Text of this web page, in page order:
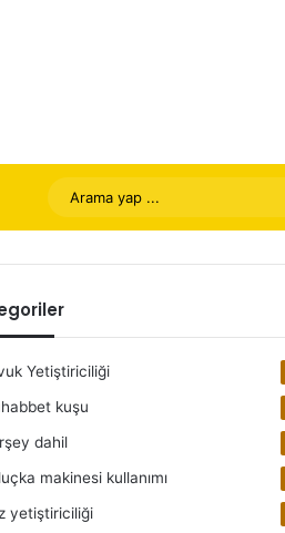
Yetiştiriciliği
kuşu
dahil
makinesi kullanımı
yetiştiriciliği